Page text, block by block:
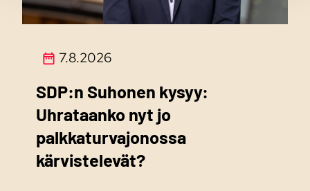
7.8.2026
SDP:n Suhonen kysyy:
Uhrataanko nyt jo
palkkaturvajonossa
kärvistelevät?